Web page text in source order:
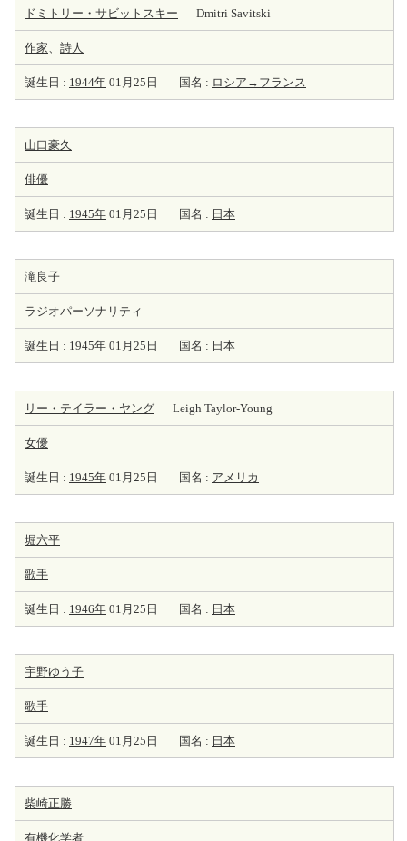
ドミトリー・サビットスキー Dmitri Savitski
作家、 詩人
誕生日 : 1944年 01月25日 国名 : ロシア→フランス
山口豪久
俳優
誕生日 : 1945年 01月25日 国名 : 日本
滝良子
ラジオパーソナリティ
誕生日 : 1945年 01月25日 国名 : 日本
リー・テイラー・ヤング Leigh Taylor-Young
女優
誕生日 : 1945年 01月25日 国名 : アメリカ
堀六平
歌手
誕生日 : 1946年 01月25日 国名 : 日本
宇野ゆう子
歌手
誕生日 : 1947年 01月25日 国名 : 日本
柴崎正勝
有機化学者